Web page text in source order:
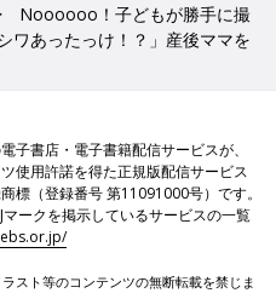
Noooooo！子どもが勝手に撮
ワあったっけ！？」産後ママを
子書店・電子書籍配信サービスが、
使用許諾を得た正規版配信サービス
標（登録番号 第11091000号）です。
マークを掲示しているサービスの一覧
スト等のコンテンツの無断転載を禁じま